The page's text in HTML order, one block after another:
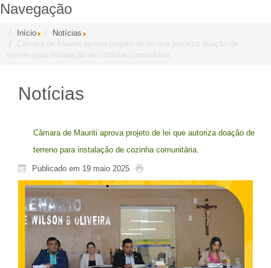
Navegação
Início
Notícias
Câmara de Mauriti aprova projeto de lei que autoriza doação de
terreno para instalação de cozinha comunitária.
Notícias
Câmara de Mauriti aprova projeto de lei que autoriza doação de
terreno para instalação de cozinha comunitária.
Publicado em 19 maio 2025